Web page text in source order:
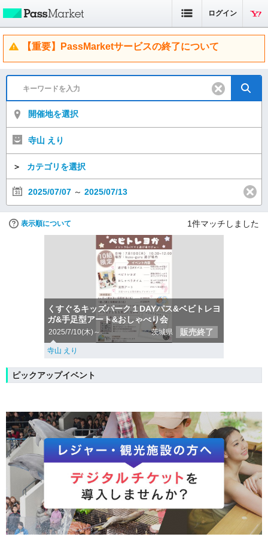
ログイン
【重要】PassMarketサービスの終了について
開催地を選択
寺山 えり
＞ カテゴリを選択
2025/07/07 ～ 2025/07/13
表示順について 1件マッチしました
くすぐるキッズパーク１DAYパス&ベビトレヨ
ガ&手足型アート&おしゃべり会
2025/7/10(木)～ 茨城県 販売終了
寺山 えり
ピックアップイベント